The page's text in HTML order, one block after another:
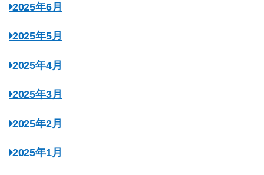
2025年6月
2025年5月
2025年4月
2025年3月
2025年2月
2025年1月